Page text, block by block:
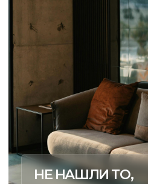
КЛИЕНТЫ О НАС
KOLESNIKOVA MARINA
Смотреть на 2Гис
Хочу сказать огромное спасибо, ребята
Олесе, Евгении и Александру.
Заказывали у них кухню. Кухня
маленькая, в хрущёвке очень много
нюансов, очень много проблем. Кухню
елали на отлично. Просматривали
каждый элемент, каждый сантиметр.
Во-первых, это красиво, удобно,
качественно...